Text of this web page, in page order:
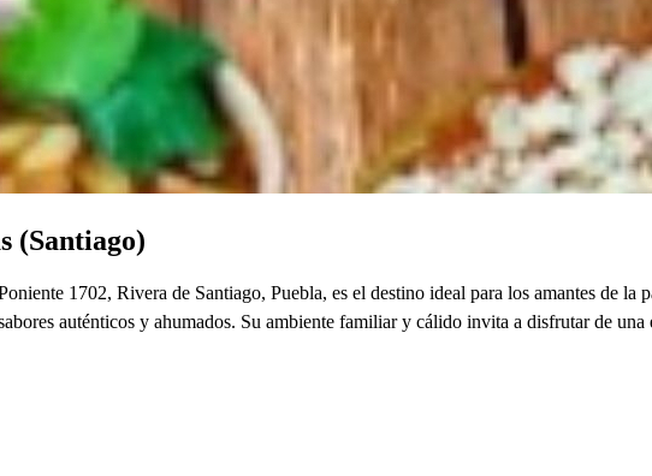
(Santiago)
1702, Rivera de Santiago, Puebla, es el destino ideal para los amantes de la
auténticos y ahumados. Su ambiente familiar y cálido invita a disfrutar de